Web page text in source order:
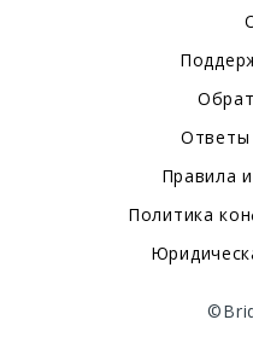
Ответы
Правила
Политика